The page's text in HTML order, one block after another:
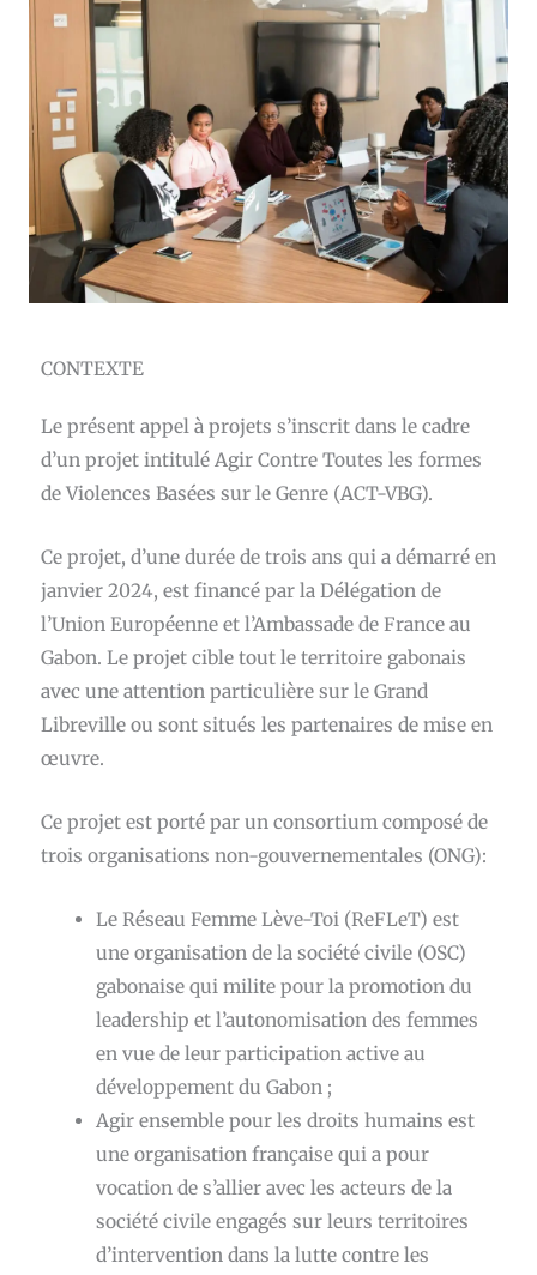
CONTEXTE
Le présent appel à projets s’inscrit dans le cadre
d’un projet intitulé Agir Contre Toutes les formes
de Violences Basées sur le Genre (ACT-VBG).
Ce projet, d’une durée de trois ans qui a démarré en
janvier 2024, est financé par la Délégation de
l’Union Européenne et l’Ambassade de France au
Gabon. Le projet cible tout le territoire gabonais
avec une attention particulière sur le Grand
Libreville ou sont situés les partenaires de mise en
œuvre.
Ce projet est porté par un consortium composé de
trois organisations non-gouvernementales (ONG):
Le Réseau Femme Lève-Toi (ReFLeT) est
une organisation de la société civile (OSC)
gabonaise qui milite pour la promotion du
leadership et l’autonomisation des femmes
en vue de leur participation active au
développement du Gabon ;
Agir ensemble pour les droits humains est
une organisation française qui a pour
vocation de s’allier avec les acteurs de la
société civile engagés sur leurs territoires
d’intervention dans la lutte contre les